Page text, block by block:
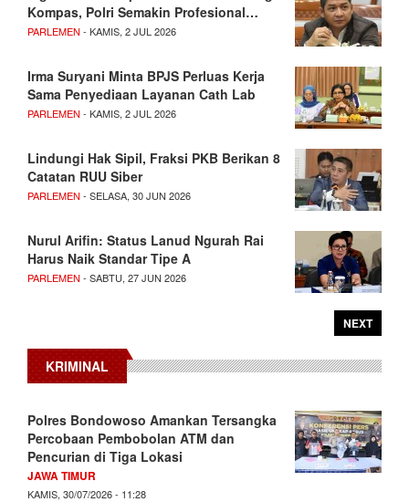
Kompas, Polri Semakin Profesional…
PARLEMEN - KAMIS, 2 JUL 2026
Irma Suryani Minta BPJS Perluas Kerja
Sama Penyediaan Layanan Cath Lab
PARLEMEN - KAMIS, 2 JUL 2026
Lindungi Hak Sipil, Fraksi PKB Berikan 8
Catatan RUU Siber
PARLEMEN - SELASA, 30 JUN 2026
Nurul Arifin: Status Lanud Ngurah Rai
Harus Naik Standar Tipe A
PARLEMEN - SABTU, 27 JUN 2026
NEXT
KRIMINAL
Polres Bondowoso Amankan Tersangka
Percobaan Pembobolan ATM dan
Pencurian di Tiga Lokasi
JAWA TIMUR
KAMIS, 30/07/2026 - 11:28